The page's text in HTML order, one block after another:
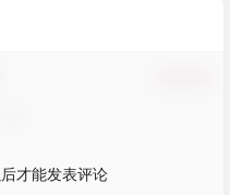
才能发表评论